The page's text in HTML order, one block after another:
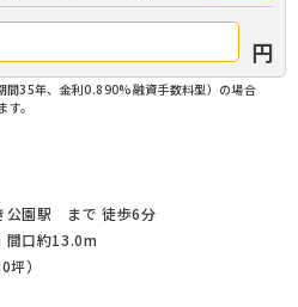
円
35年、金利0.890%融資手数料型）の場合
。
公園駅 まで 徒歩6分
間口約13.0m
）